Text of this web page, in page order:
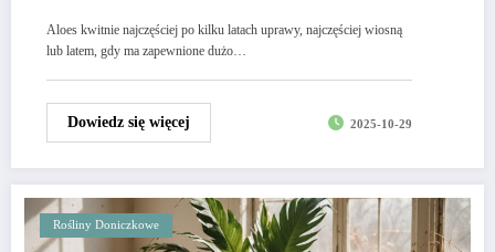
Aloes kwitnie najczęściej po kilku latach uprawy, najczęściej wiosną
lub latem, gdy ma zapewnione dużo…
Dowiedz się więcej 2025-10-29
Rośliny Doniczkowe